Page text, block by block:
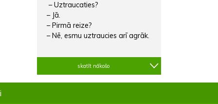
– Uztraucaties?
– Jā.
– Pirmā reize?
– Nē, esmu uztraucies arī agrāk.
skatīt nākošo